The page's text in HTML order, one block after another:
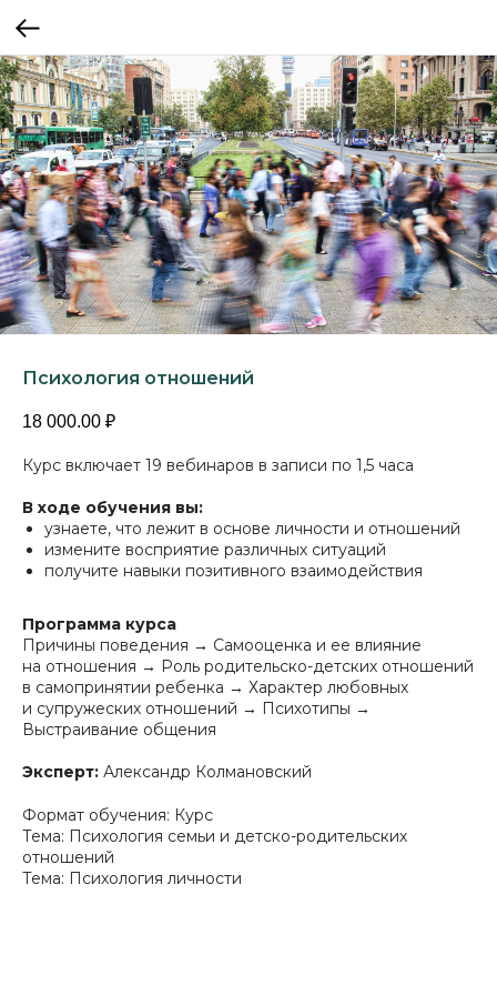
Психология отношений
18 000.00 ₽
Курс включает 19 вебинаров в записи по 1,5 часа
В ходе обучения вы:
узнаете, что лежит в основе личности и отношений
измените восприятие различных ситуаций
получите навыки позитивного взаимодействия
Программа курса
Причины поведения → Самооценка и ее влияние
на отношения → Роль родительско-детских отношений
в самопринятии ребенка → Характер любовных
и супружеских отношений → Психотипы →
Выстраивание общения
Эксперт: Александр Колмановский
Формат обучения: Курс
Тема: Психология семьи и детско-родительских
отношений
Тема: Психология личности